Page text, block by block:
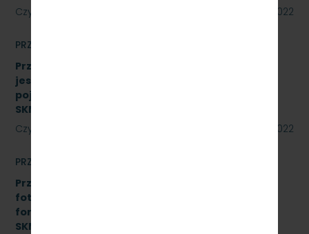
Czytaj dalej
23 sierpnia 2022
PRZETARGI
Przetarg nieograniczony, którego przedmiotem
jest wykonanie czynności naprawczych na
pojeździe kolejowym EN57-1758. Znak:
SKMMU.086.51.22
Czytaj dalej
18 sierpnia 2022
PRZETARGI
Przetarg nieograniczony na realizację instalacji
fotowoltaicznej o łącznej mocy do 50 kWp w
formule Zaprojektuj i wybuduj. Znak:
SKMMU.086.45.22